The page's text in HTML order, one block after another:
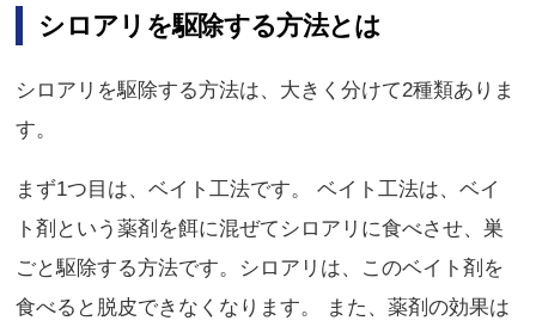
シロアリを駆除する方法とは
シロアリを駆除する方法は、大きく分けて2種類ありま
す。
まず1つ目は、ベイト工法です。 ベイト工法は、ベイ
ト剤という薬剤を餌に混ぜてシロアリに食べさせ、巣
ごと駆除する方法です。シロアリは、このベイト剤を
食べると脱皮できなくなります。 また、薬剤の効果は